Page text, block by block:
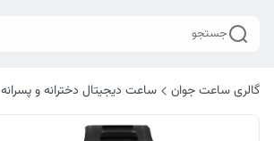
جستجو
گالری ساعت جوان ساعت دیجیتال دخترانه و پسرانه